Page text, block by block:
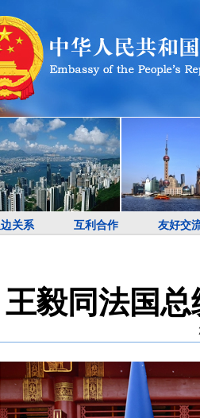
关系 互利合作 友好交
王毅同法国